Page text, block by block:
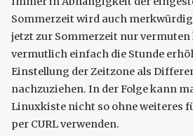
Sommerzeit wird auch
jetzt zur Sommerzeit nur vermuten
vermutlich einfach die Stunde
Einstellung der Zeitzone als
nachzuziehen. In der Folge kann
Linuxkiste nicht so ohne weiteres
per CURL verwenden.